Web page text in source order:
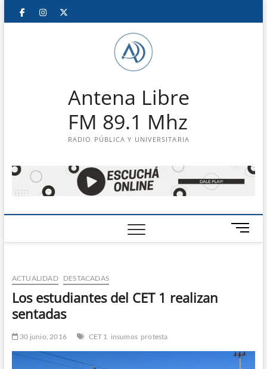
Saltar
FacebookInstagram
Antena Libre
FM 89.1 Mhz
RADIO PÚBLICA Y UNIVERSITARIA
B
o
ú
ACTUALIDAD DESTACADAS
Los estudiantes del CET 1 realizan
sentadas
30 junio, 2016 CET 1 insumos protesta